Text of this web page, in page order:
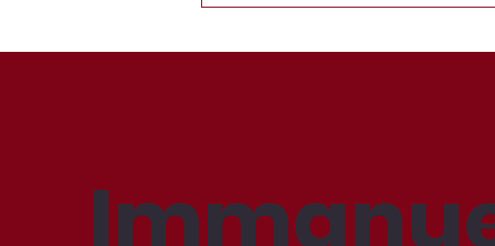
Der Schulverein erzielt